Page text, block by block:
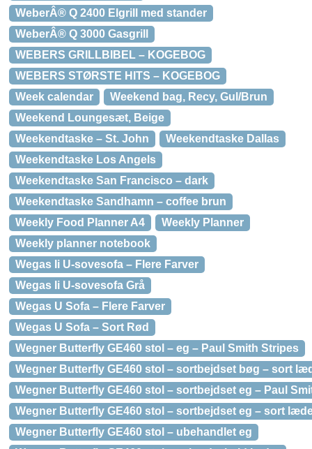
WeberÂ® Q 2400 Elgrill med stander
WeberÂ® Q 3000 Gasgrill
WEBERS GRILLBIBEL – KOGEBOG
WEBERS STØRSTE HITS – KOGEBOG
Week calendar
Weekend bag, Recy, Gul/Brun
Weekend Loungesæt, Beige
Weekendtaske – St. John
Weekendtaske Dallas
Weekendtaske Los Angels
Weekendtaske San Francisco – dark
Weekendtaske Sandhamn – coffee brun
Weekly Food Planner A4
Weekly Planner
Weekly planner notebook
Wegas Ii U-sovesofa – Flere Farver
Wegas Ii U-sovesofa Grå
Wegas U Sofa – Flere Farver
Wegas U Sofa – Sort Rød
Wegner Butterfly GE460 stol – eg – Paul Smith Stripes
Wegner Butterfly GE460 stol – sortbejdset bøg – sort
Wegner Butterfly GE460 stol – sortbejdset eg – Paul
Wegner Butterfly GE460 stol – sortbejdset eg – sort
Wegner Butterfly GE460 stol – ubehandlet eg